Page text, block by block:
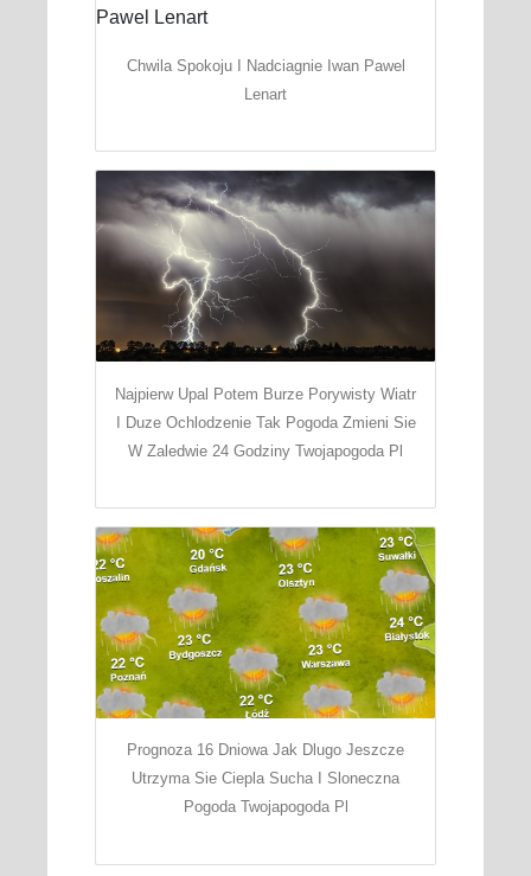
Chwila Spokoju I Nadciagnie Iwan Pawel
Lenart
Najpierw Upal Potem Burze Porywisty Wiatr
I Duze Ochlodzenie Tak Pogoda Zmieni Sie
W Zaledwie 24 Godziny Twojapogoda Pl
Prognoza 16 Dniowa Jak Dlugo Jeszcze
Utrzyma Sie Ciepla Sucha I Sloneczna
Pogoda Twojapogoda Pl